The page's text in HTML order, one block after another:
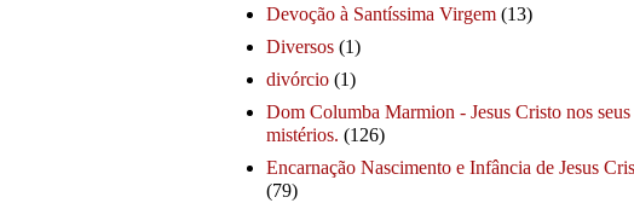
Devoção à Santíssima Virgem (13)
Diversos (1)
divórcio (1)
Dom Columba Marmion - Jesus Cristo nos seus
mistérios. (126)
Encarnação Nascimento e Infância de Jesus
(79)